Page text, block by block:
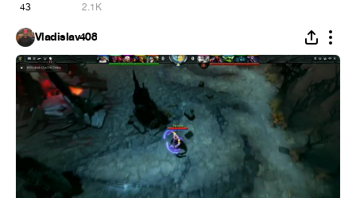
43 2.1K
Vladislav408